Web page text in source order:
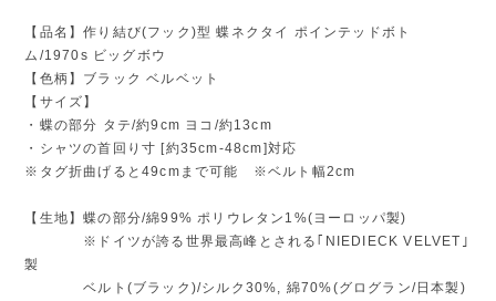
【品名】作り結び(フック)型 蝶ネクタイ ポインテッドボト
ム/1970s ビッグボウ
【色柄】ブラック ベルベット
【サイズ】
・蝶の部分 タテ/約9cm ヨコ/約13cm
・シャツの首回り寸 [約35cm-48cm]対応
※タグ折曲げると49cmまで可能 ※ベルト幅2cm
【生地】蝶の部分/綿99% ポリウレタン1%(ヨーロッパ製)
※ドイツが誇る世界最高峰とされる｢NIEDIECK VELVET｣
製
ベルト(ブラック)/シルク30%, 綿70%(グログラン/日本製)